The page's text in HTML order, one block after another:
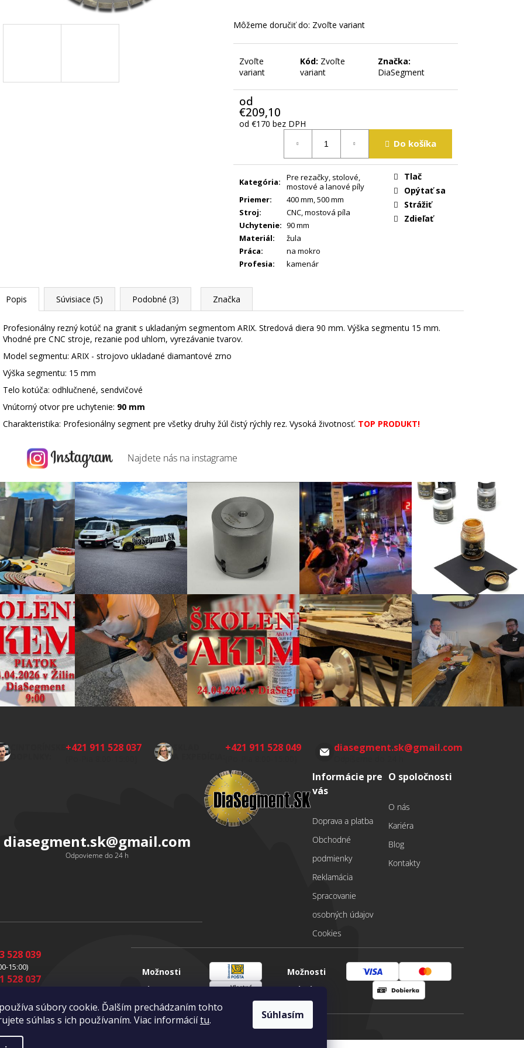
súbory cookie. Ďalším prechádzaním tohto
súhlas s ich používaním. Viac informáciítu. Súhlasím
Môžeme doručiť do: Zvoľte variant
Zvoľte
variant
Kód: Zvoľte
variant
Značka:
DiaSegment
od
€209,10
od €170 bez DPH
Do košíka
Kategória:
Pre rezačky, stolové,
mostové a lanové píly
Priemer: 400 mm 500 mm
Stroj: CNC mostová píla
Uchytenie: 90 mm
Materiál:
žula
Práca:
na mokro
Profesia: kamenár
Tlač
Opýtať sa
Strážiť
Zdieľať
Popis Súvisiace (5) Podobné (3) Značka
Profesionálny rezný kotúč na granit s ukladaným segmentom ARIX. Stredová diera 90 mm. Výška segmentu 15 mm.
Vhodné pre CNC stroje, rezanie pod uhlom, vyrezávanie tvarov.
Model segmentu: ARIX - strojovo ukladané diamantové zrno
Výška segmentu: 15 mm
Telo kotúča: odhlučnené, sendvičové
Vnútorný otvor pre uchytenie: 90 mm
Charakteristika: Profesionálny segment pre všetky druhy žúl čistý rýchly rez. Vysoká životnosť. TOP PRODUKT!
Najdete nás na instagrame
DOPLNKY:
+421 911 528 037
SKLAD
A EXPEDÍCIA:
+421 911 528 049 diasegment.sk@gmail.com
diasegment.sk@gmail.com
Odpovieme do 24 h
Informácie pre
vás
Doprava a platba
Obchodné
podmienky
Reklamácia
Spracovanie
osobných údajov
Cookies
O spoločnosti
O nás
Kariéra
Blog
Kontakty
528 039
15:00)
528 037
528 049
16:00)
Možnosti
dopravy
Sloveenská
Vlastná
doprava
Možnosti
platby
Mastercard